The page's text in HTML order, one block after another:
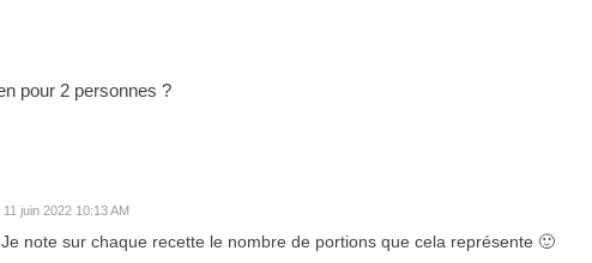
pour 2 personnes ?
11 juin 2022 10:13 AM
note sur chaque recette le nombre de portions que cela représente 🙂